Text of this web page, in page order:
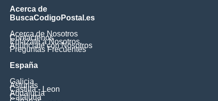
Acerca de
BuscaCodigoPostal.es
Acerca de Nosotros
Contáctenos
Enlázate a Nosotros
Anúnciate con Nosotros
Preguntas Frecuentes
España
Galicia
Asturias
Castilla - Leon
Andalucia
Cataluna